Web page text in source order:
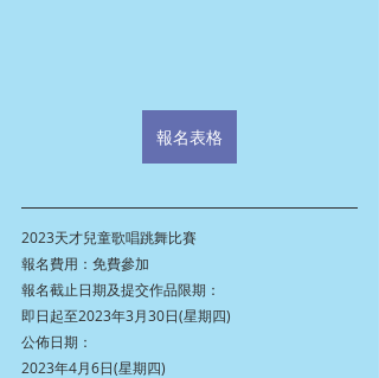
報名表格
2023天才兒童歌唱跳舞比賽
報名費用：免費參加
報名截止日期及提交作品限期：
即日起至2023年3月30日(星期四)
公佈日期：
2023年4月6日(星期四)